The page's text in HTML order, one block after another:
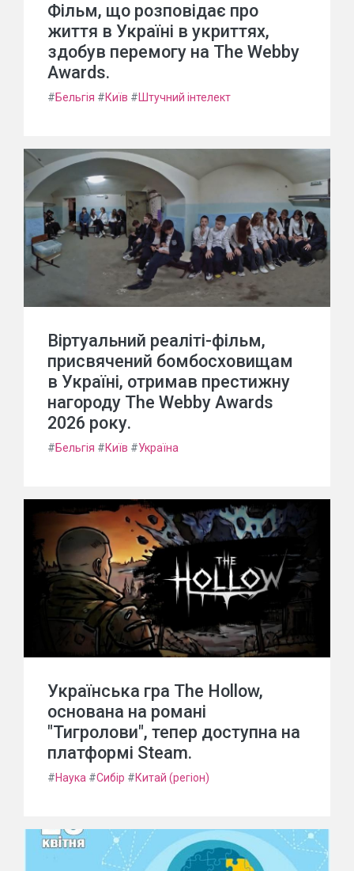
Фільм, що розповідає про
життя в Україні в укриттях,
здобув перемогу на The Webby
Awards.
#Бельгія #Київ #Штучний інтелект
Віртуальний реаліті-фільм,
присвячений бомбосховищам
в Україні, отримав престижну
нагороду The Webby Awards
2026 року.
#Бельгія #Київ #Україна
Українська гра The Hollow,
основана на романі
"Тигролови", тепер доступна на
платформі Steam.
#Наука #Сибір #Китай (регіон)